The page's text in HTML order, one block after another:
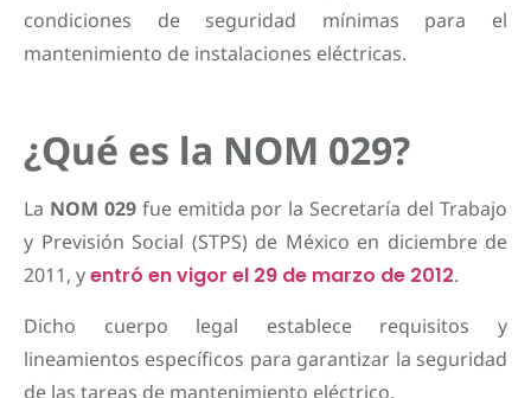
condiciones de seguridad mínimas para el
mantenimiento de instalaciones eléctricas.
¿Qué es la NOM 029?
La NOM 029fue emitida por la Secretaría del Trabajo
y Previsión Social (STPS) de México en diciembre de
2011, yentró en vigor el 29 de marzo de 2012.
Dicho cuerpo legal establece requisitos y
lineamientos específicos para garantizar la seguridad
de las tareas de mantenimiento eléctrico.